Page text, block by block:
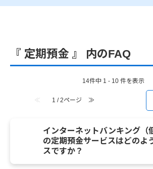
『 定期預金 』 内のFAQ
14件中 1 - 10 件を表示
≪ 1 / 2ページ ≫
インターネットバンキング（
の定期預金サービスはどのよ
スですか？